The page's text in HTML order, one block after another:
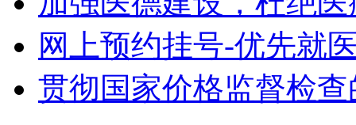
网上预约挂号-优先就
贯彻国家价格监督检